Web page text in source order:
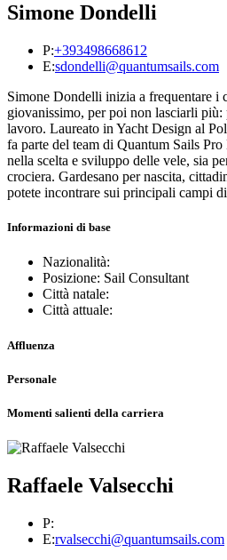
Simone Dondelli
P:+393498668612
E:sdondelli@quantumsails.com
Simone Dondelli inizia a frequentare i
giovanissimo, per poi non lasciarli più:
lavoro. Laureato in Yacht Design al
fa parte del team di Quantum Sails
nella scelta e sviluppo delle vele, sia
crociera. Gardesano per nascita,
potete incontrare sui principali campi
Informazioni di base
Nazionalità:
Posizione: Sail Consultant
Città natale:
Città attuale:
Affluenza
Personale
Momenti salienti della carriera
Raffaele Valsecchi
P:
E:rvalsecchi@quantumsails.com